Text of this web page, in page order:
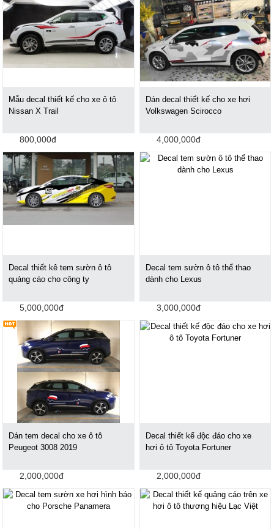
Mẫu decal thiết kế cho xe ô tô
Nissan X Trail
800,000đ
Dán decal thiết kế cho xe hơi
Volkswagen Scirocco
4,000,000đ
Decal thiết kê tem sườn ô tô
quảng cáo cho công ty
5,000,000đ
Decal tem sườn ô tô thể thao
dành cho Lexus
3,000,000đ
Dán tem decal cho xe ô tô
Peugeot 3008 2019
2,000,000đ
Decal thiết kế độc đáo cho xe
hơi ô tô Toyota Fortuner
2,000,000đ